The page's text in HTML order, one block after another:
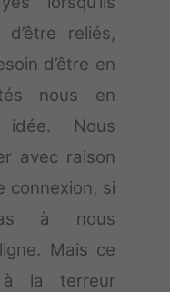
reliés,
d’être en
nous en
Nous
avec raison
connexion, si
à nous
Mais ce
à la terreur